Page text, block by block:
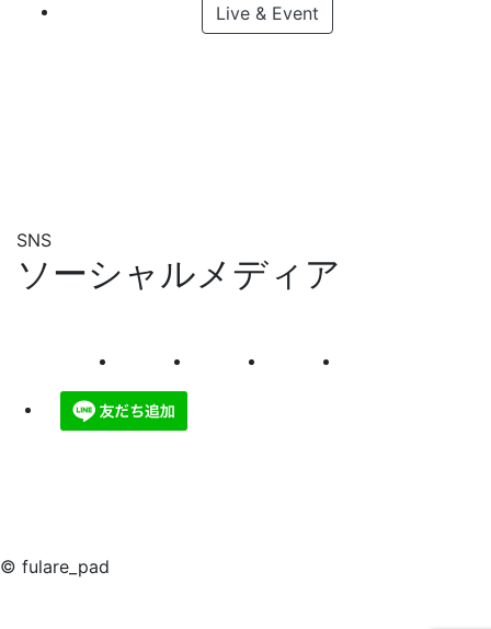
Live & Event
SNS
ソーシャルメディア
© fulare_pad